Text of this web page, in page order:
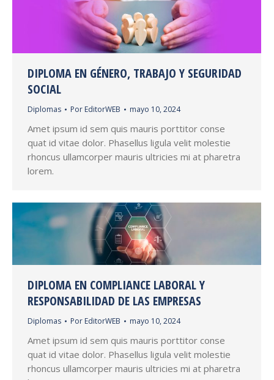
DIPLOMA EN GÉNERO, TRABAJO Y SEGURIDAD
SOCIAL
Diplomas Por EditorWEB mayo 10, 2024
Amet ipsum id sem quis mauris porttitor conse
quat id vitae dolor. Phasellus ligula velit molestie
rhoncus ullamcorper mauris ultricies mi at pharetra
lorem.
DIPLOMA EN COMPLIANCE LABORAL Y
RESPONSABILIDAD DE LAS EMPRESAS
Diplomas Por EditorWEB mayo 10, 2024
Amet ipsum id sem quis mauris porttitor conse
quat id vitae dolor. Phasellus ligula velit molestie
rhoncus ullamcorper mauris ultricies mi at pharetra